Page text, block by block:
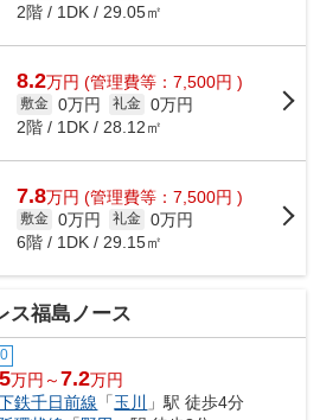
2階 / 1DK / 29.05㎡
8.2万円 (管理費等：7,500円 )
敷金 0万円 礼金 0万円
2階 / 1DK / 28.12㎡
7.8万円 (管理費等：7,500円 )
敷金 0万円 礼金 0万円
6階 / 1DK / 29.15㎡
ス福島ノース
万円～7.2万円
鉄千日前線 「玉川
」駅 徒歩4分